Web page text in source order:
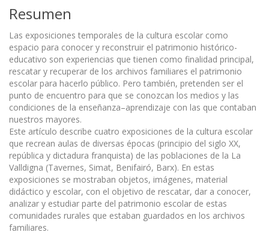
Resumen
Las exposiciones temporales de la cultura escolar como
espacio para conocer y reconstruir el patrimonio histórico-
educativo son experiencias que tienen como finalidad principal,
rescatar y recuperar de los archivos familiares el patrimonio
escolar para hacerlo público. Pero también, pretenden ser el
punto de encuentro para que se conozcan los medios y las
condiciones de la enseñanza–aprendizaje con las que contaban
nuestros mayores.
Este artículo describe cuatro exposiciones de la cultura escolar
que recrean aulas de diversas épocas (principio del siglo XX,
república y dictadura franquista) de las poblaciones de la La
Valldigna (Tavernes, Simat, Benifairó, Barx). En estas
exposiciones se mostraban objetos, imágenes, material
didáctico y escolar, con el objetivo de rescatar, dar a conocer,
analizar y estudiar parte del patrimonio escolar de estas
comunidades rurales que estaban guardados en los archivos
familiares.